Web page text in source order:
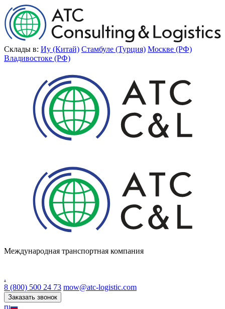
Склады в: Иу (Китай) Стамбуле (Турция) Москве (РФ)
Владивостоке (РФ)
Международная транспортная компания
.
8 (800) 500 24 73 mow@atc-logistic.com
Заказать звонок
ru